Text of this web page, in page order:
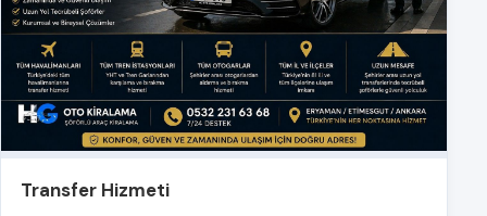
Transfer Hizmeti